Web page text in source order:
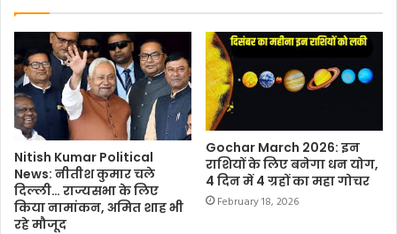
Nitish Kumar Political
News: नीतीश कुमार चले
दिल्ली… राज्यसभा के लिए
किया नामांकन, अमित शाह भी
रहे मौजूद
Gochar March 2026: इन
राशियों के लिए बनेगा धन योग,
4 दिन में 4 ग्रहों का महा गोचर
February 18, 2026